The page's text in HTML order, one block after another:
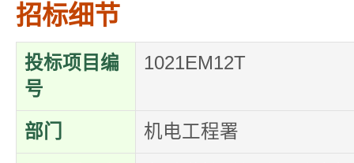
招标细节
投标项目编
号
1021EM12T
部门 机电工程署